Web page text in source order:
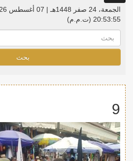
الجمعة، 24 صفر 1448هـ | 07 أغسطس 2026م |
20:53:55 (ت.م.م)
بحث
9